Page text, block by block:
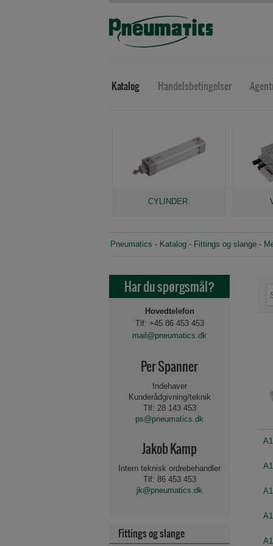
Katalog Handelsbetingelser
CYLINDER
Pneumatics - Katalog - Fittings og slange -
Har du spørgsmål?
Hovedtelefon
Tlf: +45 86 453 453
mail@pneumatics.dk
Per Spanner
Indehaver
Kunderådgivning/teknik
Tlf: 28 143 453
ps@pneumatics.dk
Jakob Kamp
Intern teknisk ordrebehandler
Tlf: 86 453 453
jk@pneumatics.dk
Beslag og tilbehør for
Spole for magnetvent
Luftbehandling 1/8"-
Fittings og slange